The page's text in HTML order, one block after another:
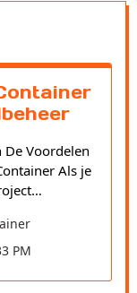
Voordelen
Als je
PM